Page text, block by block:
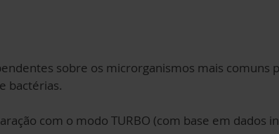
sobre os microrganismos mais comuns
bactérias.
com o modo TURBO (com base em dados